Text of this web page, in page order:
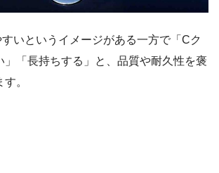
いというイメージがある一方で「Cク
」「長持ちする」と、品質や耐久性を褒
。